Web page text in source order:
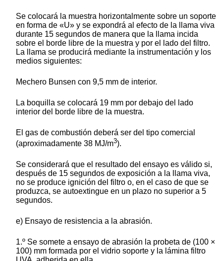
Se colocará la muestra horizontalmente sobre un soporte
en forma de «U» y se expondrá al efecto de la llama viva
durante 15 segundos de manera que la llama incida
sobre el borde libre de la muestra y por el lado del filtro.
La llama se producirá mediante la instrumentación y los
medios siguientes:
Mechero Bunsen con 9,5 mm de interior.
La boquilla se colocará 19 mm por debajo del lado
interior del borde libre de la muestra.
El gas de combustión deberá ser del tipo comercial
(aproximadamente 38 MJ/m3).
Se considerará que el resultado del ensayo es válido si,
después de 15 segundos de exposición a la llama viva,
no se produce ignición del filtro o, en el caso de que se
produzca, se autoextingue en un plazo no superior a 5
segundos.
e) Ensayo de resistencia a la abrasión.
1.º Se somete a ensayo de abrasión la probeta de (100 ×
100) mm formada por el vidrio soporte y la lámina filtro